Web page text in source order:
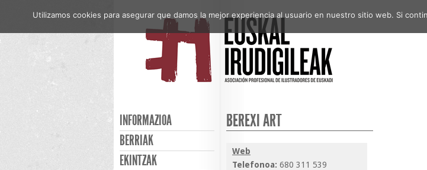
INFORMAZIOA
BERRIAK
EKINTZAK
BEREXI ART
Web
Telefonoa: 680 311 539
Utilizamos cookies para asegurar que damos la mejor experiencia al usuario en nuestro sitio web. Si